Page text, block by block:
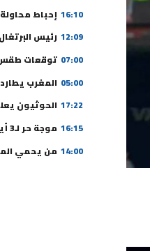
16:10 إحباط
12:09 رئيس
07:00 توقعات طقس
05:00 المغرب
17:22 الحوثيون
16:15 موجة حر لـ3 أيام بعدة مناطق
14:00 من يحمي